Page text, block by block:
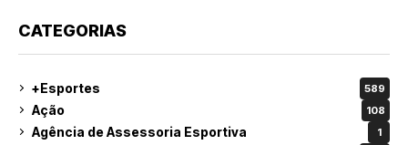
CATEGORIAS
+Esportes 589
Ação 108
Agência de Assessoria Esportiva 1